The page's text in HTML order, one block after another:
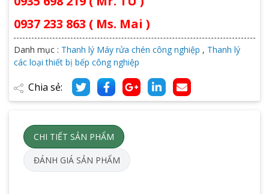
0937 233 863 ( Ms. Mai )
Danh mục : Thanh lý Máy rửa chén công nghiệp , Thanh lý
các loại thiết bị bếp công nghiệp
Chia sẻ:
CHI TIẾT SẢN PHẨM
ĐÁNH GIÁ SẢN PHẨM